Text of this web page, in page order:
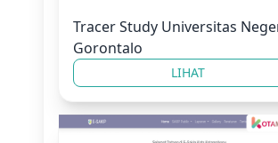
Tracer Study Universitas
Gorontalo
LIHAT